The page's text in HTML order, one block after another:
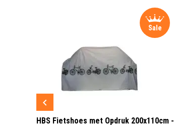
Sale
HBS Fietshoes met Opdruk 200x110cm -